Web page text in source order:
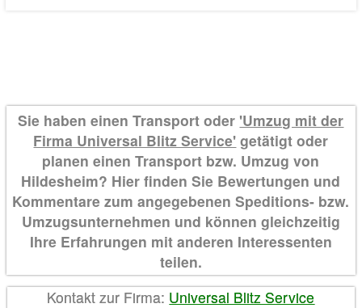
Sie haben einen Transport oder 'Umzug mit der
Firma Universal Blitz Service' getätigt oder
planen einen Transport bzw. Umzug von
Hildesheim? Hier finden Sie Bewertungen und
Kommentare zum angegebenen Speditions- bzw.
Umzugsunternehmen und können gleichzeitig
Ihre Erfahrungen mit anderen Interessenten
teilen.
Kontakt zur Firma: Universal Blitz Service